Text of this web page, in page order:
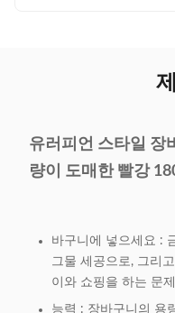
유러피언 스타일 장
량이 도매한 빨강
바구니에 넣으세요 :
그물 세공으로, 그리
이와 쇼핑을 하는 문
능력 : 장바구니의 용